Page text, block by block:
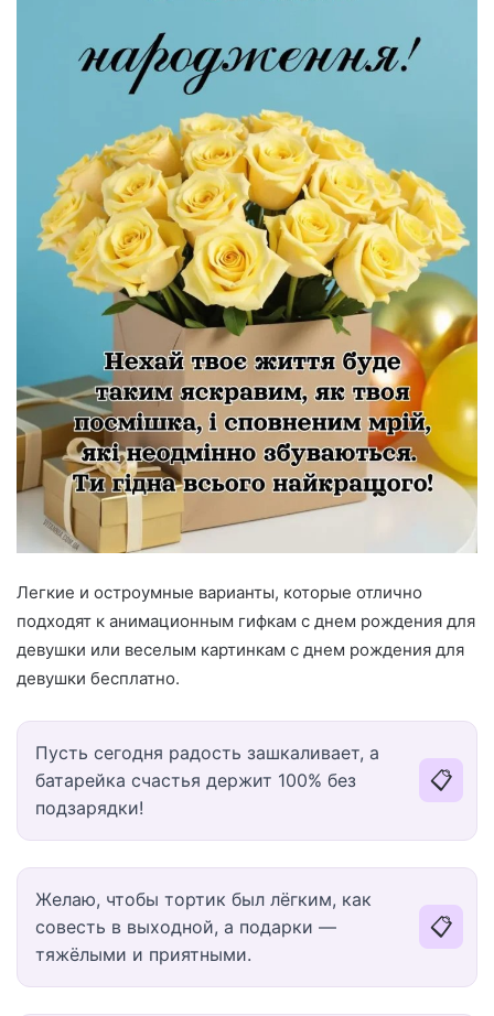
Легкие и остроумные варианты, которые отлично
подходят к анимационным гифкам с днем рождения для
девушки или веселым картинкам с днем рождения для
девушки бесплатно.
Пусть сегодня радость зашкаливает, а
батарейка счастья держит 100% без
подзарядки!
📋
Желаю, чтобы тортик был лёгким, как
совесть в выходной, а подарки —
тяжёлыми и приятными.
📋